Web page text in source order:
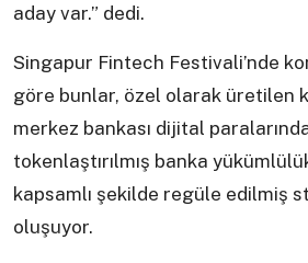
aday var.” dedi.
Singapur Fintech Festivali’nde
göre bunlar, özel olarak üretilen
merkez bankası dijital
tokenlaştırılmış banka
kapsamlı şekilde regüle edilmiş
oluşuyor.